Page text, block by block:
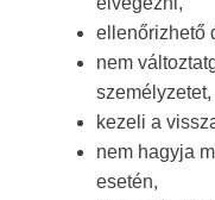
ellenőrizhető
nem
személyzetet,
kezeli a
nem hagyja
esetén,